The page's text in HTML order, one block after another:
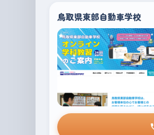
鳥取県東部自動車学校